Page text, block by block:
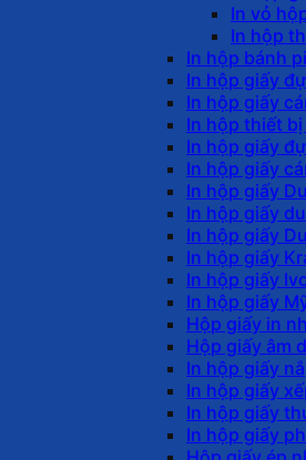
In vỏ
In hộp
In hộp bánh
In hộp giấy
In hộp giấy
In hộp thiết
In hộp giấy
In hộp giấy
In hộp giấy
In hộp giấy
In hộp giấy
In hộp giấy
In hộp giấy
In hộp giấy
Hộp giấy in
Hộp giấy âm
In hộp giấy
In hộp giấy
In hộp giấy
In hộp giấy